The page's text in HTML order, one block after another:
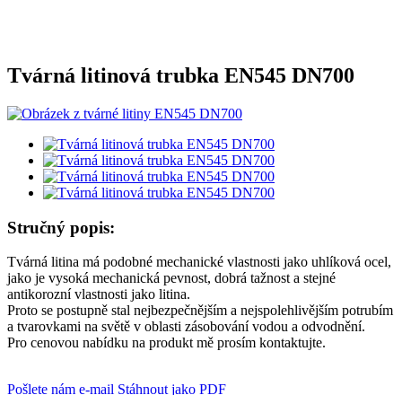
Tvárná litinová trubka EN545 DN700
Stručný popis:
Tvárná litina má podobné mechanické vlastnosti jako uhlíková ocel,
jako je vysoká mechanická pevnost, dobrá tažnost a stejné
antikorozní vlastnosti jako litina.
Proto se postupně stal nejbezpečnějším a nejspolehlivějším potrubím
a tvarovkami na světě v oblasti zásobování vodou a odvodnění.
Pro cenovou nabídku na produkt mě prosím kontaktujte.
Pošlete nám e-mail Stáhnout jako PDF